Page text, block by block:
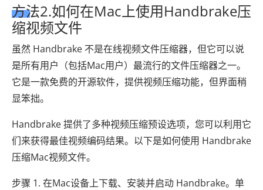
方法2.如何在Mac上使用Handbrake压
缩视频文件
虽然 Handbrake 不是在线视频文件压缩器，但它可以说
是所有用户（包括Mac用户）最流行的文件压缩器之一。
它是一款免费的开源软件，提供视频压缩功能，但界面稍
显笨拙。
Handbrake 提供了多种视频压缩预设选项，您可以利用它
们来获得最佳视频编码结果。以下是如何使用 Handbrake
压缩Mac视频文件。
步骤 1. 在Mac设备上下载、安装并启动 Handbrake。单